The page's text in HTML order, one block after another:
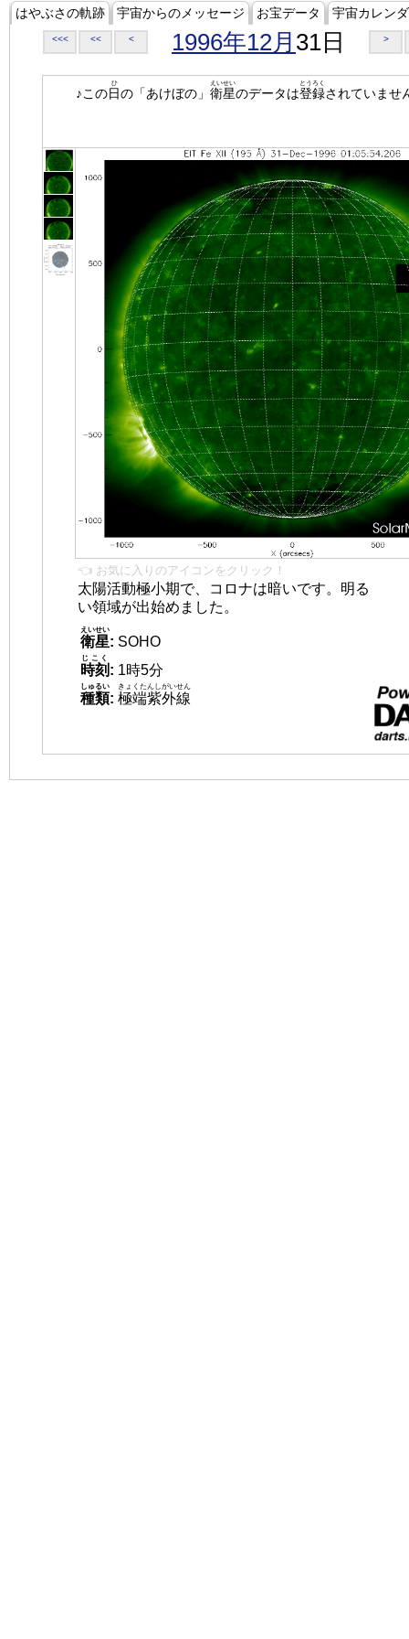
はやぶさの軌跡 宇宙からのメッセージ お宝データ 宇宙カレン
<<< << < 1996年12月 31日 >
♪この日
ひ
の「あけぼの」 衛星
えいせい
のデータは登録
とうろく
されていませ
👈 お気に入りのアイコンをクリック！
太陽活動極小期で、コロナは暗いです。明る
い領域が出始めました。
衛星
えいせい
: SOHO
時刻
じこく
: 1時5分
種類
しゅるい
: 極端紫外線
きょくたんしがいせん